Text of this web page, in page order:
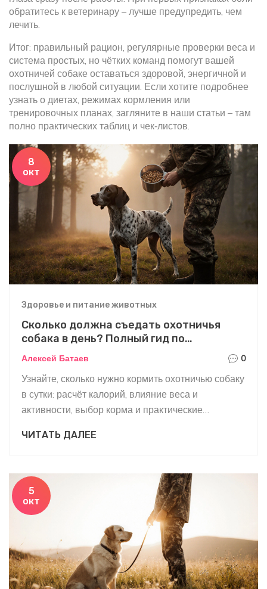
обратитесь к ветеринару – лучше предупредить, чем
лечить.
Итог: правильный рацион, регулярные проверки веса и
система простых, но чётких команд помогут вашей
охотничей собаке оставаться здоровой, энергичной и
послушной в любой ситуации. Если хотите подробнее
узнать о диетах, режимах кормления или
тренировочных планах, загляните в наши статьи – там
полно практических таблиц и чек‑листов.
8
окт
Здоровье и питание животных
Сколько должна съедать охотничья
собака в день? Полный гид по
кормлению
Алексей Батаев 0
Узнайте, сколько нужно кормить охотничью собаку
в сутки: расчёт калорий, влияние веса и
активности, выбор корма и практические
ЧИТАТЬ ДАЛЕЕ
5
окт